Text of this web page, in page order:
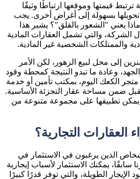
قيمتها وموقعها ارتباطًا وثيقًا
بسهولة إلى أغراض أخرى. يجب
يعني "الشعور بالقلق"؟ يشير هذا
الشركة، والتي تشمل العقارات المادية
والممتلكات الشخصية غير المادية.
إلى محل لبيع الزهور، لكن الأمر
وعادة ما تبدو النتيجة كمحطة وقود
متجر الكعك اليوم، بمكتب تأمين أو خدمة
ضمن مساحة عقار التجزئة الأساسية.
يمكن تطبيقها على مجموعة متنوعة من
التجارية؟
الذين يرغبون في الاستثمار في
سابقًا، يمكنك الاستثمار لأسباب إيجارية
الطويلة، والتي توفر قدرًا كبيرًا